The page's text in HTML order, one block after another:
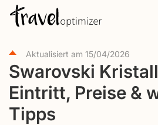
Aktualisiert am 15/04/2026
Swarovski
Eintritt, Preise &
Tipps